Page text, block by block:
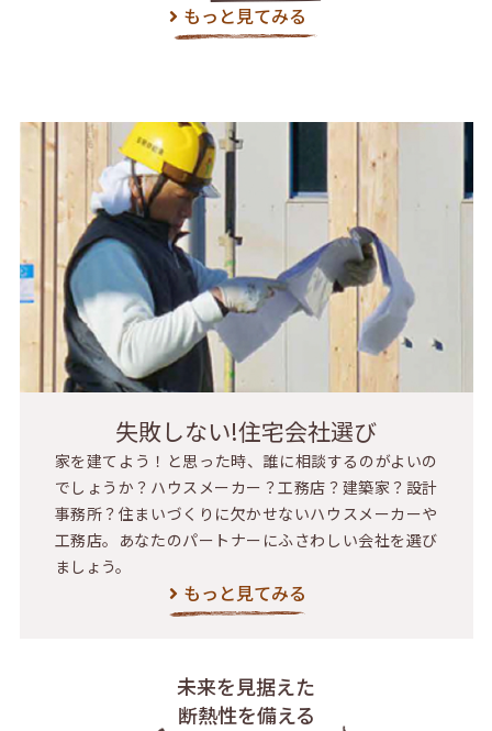
もっと見てみる
失敗しない!住宅会社選び
家を建てよう！と思った時、誰に相談するのがよいの
でしょうか？ハウスメーカー？工務店？建築家？設計
事務所？住まいづくりに欠かせないハウスメーカーや
工務店。あなたのパートナーにふさわしい会社を選び
ましょう。
もっと見てみる
未来を見据えた
断熱性を備える